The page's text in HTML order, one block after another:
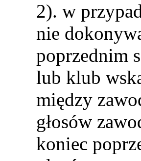
2). w
nie
poprzednim
lub klub
między
głosów
koniec